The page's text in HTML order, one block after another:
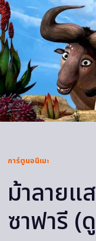
การ์ตูนอนิเมะ
ม้าลายแ
ซาฟารี (